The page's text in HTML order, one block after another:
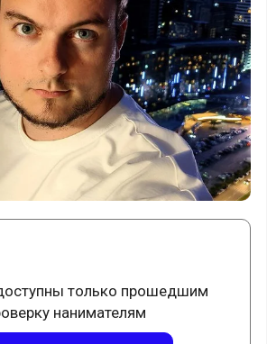
только прошедшим
нанимателям